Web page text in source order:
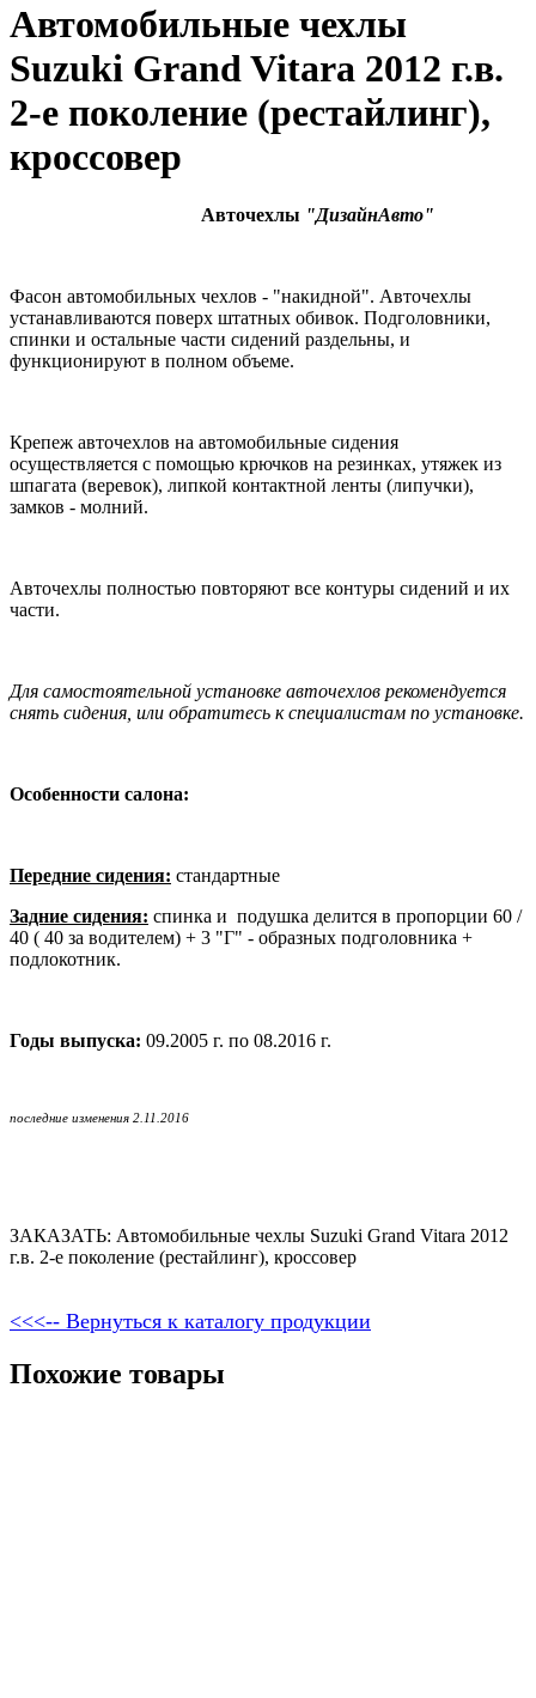
Автомобильные чехлы
Suzuki Grand Vitara 2012 г.в.
2-е поколение (рестайлинг),
кроссовер
Авточехлы "ДизайнАвто"
Фасон автомобильных чехлов - "накидной". Авточехлы
устанавливаются поверх штатных обивок. Подголовники,
спинки и остальные части сидений раздельны, и
функционируют в полном объеме.
Крепеж авточехлов на автомобильные сидения
осуществляется с помощью крючков на резинках, утяжек из
шпагата (веревок), липкой контактной ленты (липучки),
замков - молний.
Авточехлы полностью повторяют все контуры сидений и их
части.
Для самостоятельной установке авточехлов рекомендуется
снять сидения, или обратитесь к специалистам по установке.
Особенности салона:
Передние сидения: стандартные
Задние сидения: спинка и подушка делится в пропорции 60 /
40 ( 40 за водителем) + 3 "Г" - образных подголовника +
подлокотник.
Годы выпуска: 09.2005 г. по 08.2016 г.
последние изменения 2.11.2016
ЗАКАЗАТЬ: Автомобильные чехлы Suzuki Grand Vitara 2012
г.в. 2-е поколение (рестайлинг), кроссовер
<<<-- Вернуться к каталогу продукции
Похожие товары